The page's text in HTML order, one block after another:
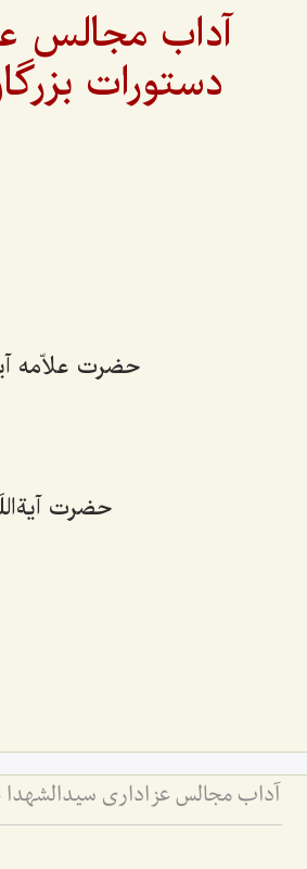
آداب مجالس
دستورات
حضرت علاّمه
حضرت
آداب مجالس عزاداری